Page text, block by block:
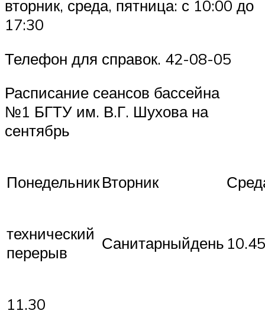
вторник, среда, пятница: с 10:00 до
17:30
Телефон для справок. 42-08-05
Расписание сеансов бассейна
№1 БГТУ им. В.Г. Шухова на
сентябрь
ПонедельникВторник
технический
перерыв
Санитарныйдень 10.45
11.30